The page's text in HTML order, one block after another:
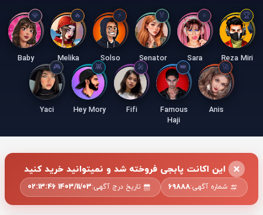
Reza Miri
Sara
Senator
Solso
Melika
Baby
Anis
Famous
Haji
Fifi
Hey Mory
Yaci
این اکانت پابجی فروخته شد و نمیتوانید خرید کنید
شماره آگهی:69888 تاریخ درج آگهی:1403/11/03 02:13:46